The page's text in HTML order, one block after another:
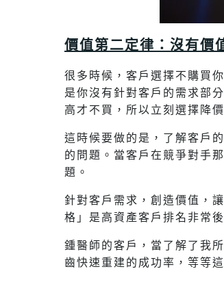
價值第二定律：沒有價
很多時候，客戶選擇不購買
是你沒有針對客戶的需求部
高才不買，所以立刻選擇降
這時候要做的是，了解客戶
的問題。當客戶在競爭對手
題。
針對客戶需求，創造價值，
格」是高資產客戶排名非常
鍾醫師的客戶，當了解了我
齒快速重建的成功率，等等